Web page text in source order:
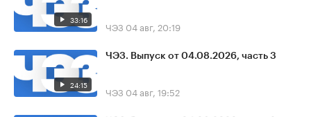
33:16 ЧЭЗ 04 авг, 20:19
24:15
ЧЭЗ. Выпуск от 04.08.2026, часть 3
ЧЭЗ 04 авг, 19:52